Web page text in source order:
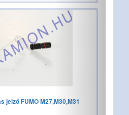
jelző FUMO M27,M30,M31